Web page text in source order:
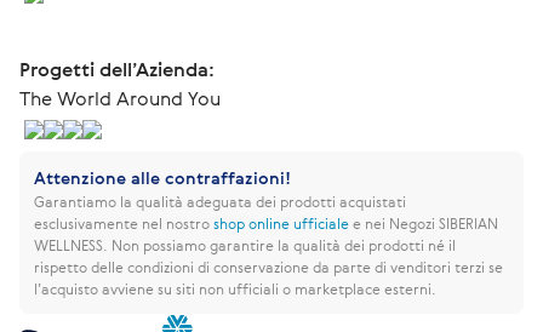
Progetti dell’Azienda:
The World Around You
Attenzione alle contraffazioni!
Garantiamo la qualità adeguata dei prodotti acquistati
esclusivamente nel nostroshop online ufficialee nei Negozi SIBERIAN
WELLNESS. Non possiamo garantire la qualità dei prodotti né il
rispetto delle condizioni di conservazione da parte di venditori terzi se
l’acquisto avviene su siti non ufficiali o marketplace esterni.